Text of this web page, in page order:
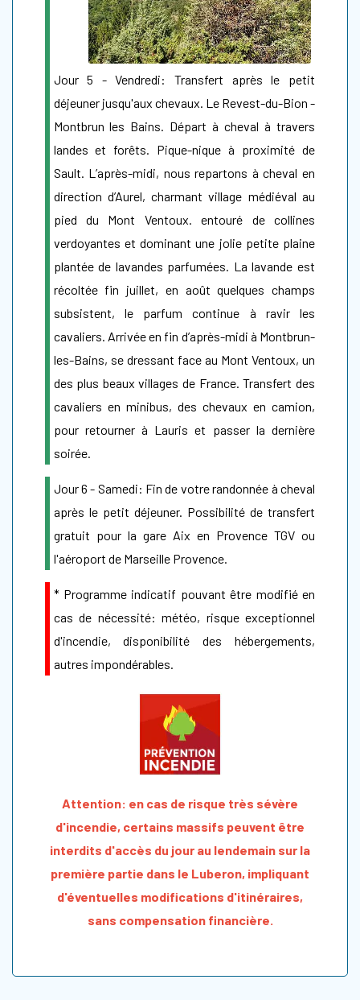
Jour 5 - Vendredi: Transfert après le petit
déjeuner jusqu'aux chevaux. Le Revest-du-Bion -
Montbrun les Bains. Départ à cheval à travers
landes et forêts. Pique-nique à proximité de
Sault. L’après-midi, nous repartons à cheval en
direction d’Aurel, charmant village médiéval au
pied du Mont Ventoux. entouré de collines
verdoyantes et dominant une jolie petite plaine
plantée de lavandes parfumées. La lavande est
récoltée fin juillet, en août quelques champs
subsistent, le parfum continue à ravir les
cavaliers. Arrivée en fin d’après-midi à Montbrun-
les-Bains, se dressant face au Mont Ventoux, un
des plus beaux villages de France. Transfert des
cavaliers en minibus, des chevaux en camion,
pour retourner à Lauris et passer la dernière
soirée.
Jour 6 - Samedi: Fin de votre randonnée à cheval
après le petit déjeuner. Possibilité de transfert
gratuit pour la gare Aix en Provence TGV ou
l'aéroport de Marseille Provence.
* Programme indicatif pouvant être modifié en
cas de nécessité: météo, risque exceptionnel
d'incendie, disponibilité des hébergements,
autres impondérables.
Attention: en cas de risque très sévère
d'incendie, certains massifs peuvent être
interdits d'accès du jour au lendemain sur la
première partie dans le Luberon, impliquant
d'éventuelles modifications d'itinéraires,
sans compensation financière.